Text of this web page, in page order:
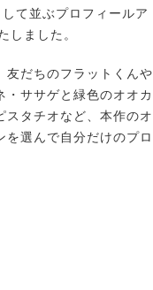
て並ぶプロフィールア
ました。
だちのフラットくんや
ササゲと緑色のオオカ
スタチオなど、本作のオ
を選んで自分だけのプロ